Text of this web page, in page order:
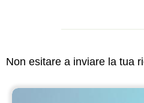
Non esitare a inviare la tua